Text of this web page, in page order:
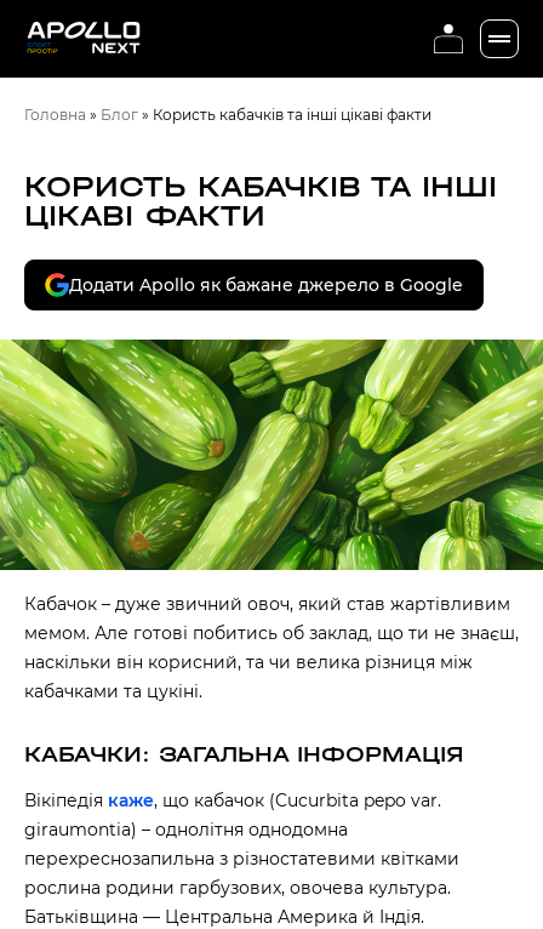
Головна » Блог » Користь кабачків та інші цікаві факти
КОРИСТЬ КАБАЧКІВ ТА ІНШІ
ЦІКАВІ ФАКТИ
Додати Apollo як бажане джерело в Google
Кабачок – дуже звичний овоч, який став жартівливим
мемом. Але готові побитись об заклад, що ти не знаєш,
наскільки він корисний, та чи велика різниця між
кабачками та цукіні.
КАБАЧКИ: ЗАГАЛЬНА ІНФОРМАЦІЯ
Вікіпедія каже, що кабачок (Cucurbita pepo var.
giraumontia) – однолітня однодомна
перехреснозапильна з різностатевими квітками
рослина родини гарбузових, овочева культура.
Батьківщина — Центральна Америка й Індія.